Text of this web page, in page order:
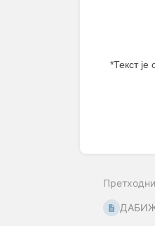
*Текст
Претходни